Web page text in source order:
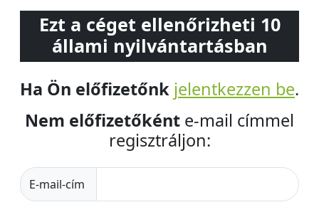
Ezt a céget ellenőrizheti 10
állami nyilvántartásban
Ha Ön előfizetőnk jelentkezzen be.
Nem előfizetőként e-mail címmel
regisztráljon:
E-mail-cím